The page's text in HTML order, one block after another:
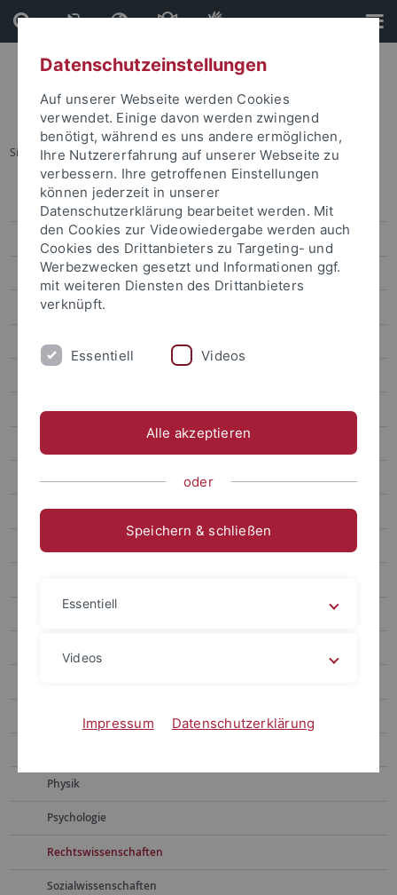
Direkt
zum
Inhalt
Direkt
zur
Fußleiste
Sie sind hier: Startseite ... Rechtswissenschaften
Forschungsförderung
Forschungsfördernachrichten
Ausschreibungen
Alte Kulturen
Chemie
Erziehungswissenschaft und Bildungsforschung
Geowissenschaften
Mathematik
Pharmazie
Physik
Psychologie
Rechtswissenschaften
Sozialwissenschaften
Datenschutzeinstellungen
Auf unserer Webseite werden Cookies
verwendet. Einige davon werden zwingend
benötigt, während es uns andere ermöglichen,
Ihre Nutzererfahrung auf unserer Webseite zu
verbessern. Ihre getroffenen Einstellungen
können jederzeit in unserer
Datenschutzerklärung bearbeitet werden. Mit
den Cookies zur Videowiedergabe werden auch
Cookies des Drittanbieters zu Targeting- und
Werbezwecken gesetzt und Informationen ggf.
mit weiteren Diensten des Drittanbieters
verknüpft.
Essentiell Videos
Alle akzeptieren
oder
Speichern & schließen
Essentiell
Videos
Impressum Datenschutzerklärung